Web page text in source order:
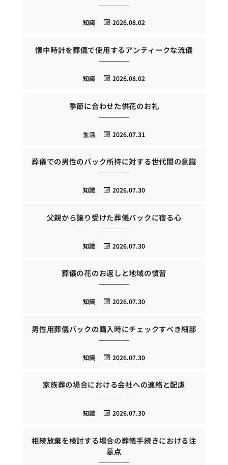
2026.08.02
知識
懐中時計を葬儀で使用するアンティークな流儀
2026.08.02
知識
季節に合わせた供花のお礼
2026.07.31
生活
葬儀での男性のバック所持に対する世代間の意識
2026.07.30
知識
父親から譲り受けた葬儀バックに宿る心
2026.07.30
知識
葬儀の花のお返しと地域の慣習
2026.07.30
知識
男性用葬儀バックの購入時にチェックすべき細部
2026.07.30
知識
家族葬の場合における会社への連絡と配慮
2026.07.30
知識
相続放棄を検討する場合の葬儀手続きにおける注
意点